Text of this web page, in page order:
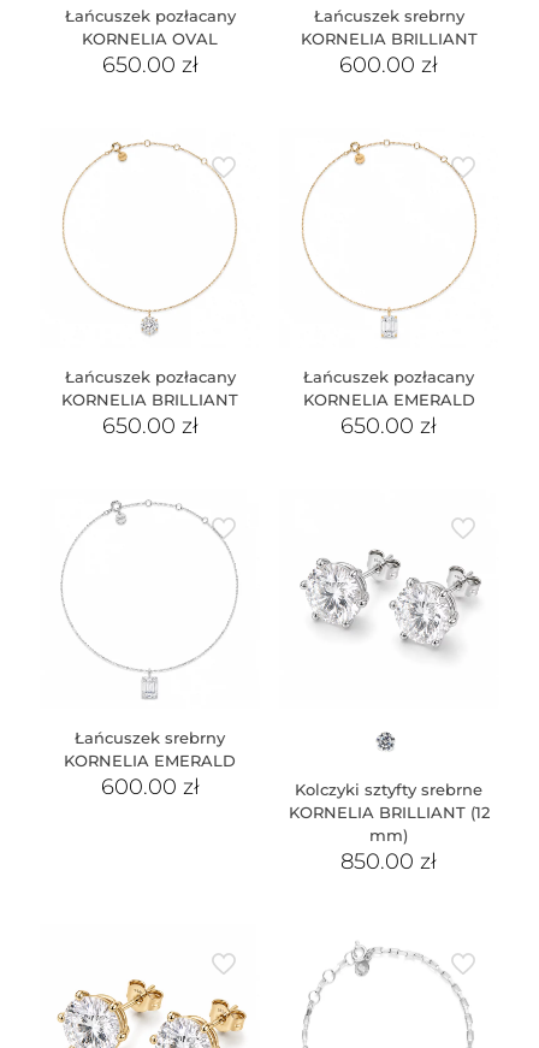
Łańcuszek pozłacany
KORNELIA OVAL
650.00 zł
Łańcuszek srebrny
KORNELIA BRILLIANT
600.00zł
Łańcuszek pozłacany
KORNELIA BRILLIANT
650.00 zł
Łańcuszek pozłacany
KORNELIA EMERALD
650.00zł
Łańcuszek srebrny
KORNELIA EMERALD
600.00 zł
Kolczyki sztyfty srebrne
KORNELIA BRILLIANT (12
mm)
850.00zł